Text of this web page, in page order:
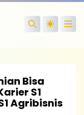
Search
Bisa
S1
Agribisnis